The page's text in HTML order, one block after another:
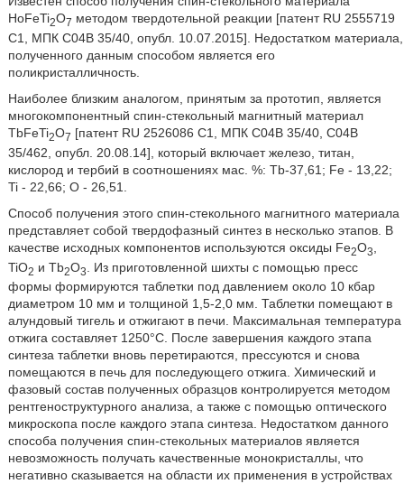
HoFeTi2O7 методом твердотельной реакции [патент RU 2555719
С1, МПК С04В 35/40, опубл. 10.07.2015]. Недостатком материала,
полученного данным способом является его
поликристалличность.
Наиболее близким аналогом, принятым за прототип, является
многокомпонентный спин-стекольный магнитный материал
TbFeTi2O7 [патент RU 2526086 С1, МПК С04В 35/40, С04В
35/462, опубл. 20.08.14], который включает железо, титан,
кислород и тербий в соотношениях мас. %: Tb-37,61; Fe - 13,22;
Ti - 22,66; О - 26,51.
Способ получения этого спин-стекольного магнитного материала
представляет собой твердофазный синтез в несколько этапов. В
качестве исходных компонентов используются оксиды Fe2O3
TiO2 и Tb2O3
. Из приготовленной шихты с помощью пресс
формы формируются таблетки под давлением около 10 кбар
диаметром 10 мм и толщиной 1,5-2,0 мм. Таблетки помещают в
алундовый тигель и отжигают в печи. Максимальная температура
отжига составляет 1250°С. После завершения каждого этапа
синтеза таблетки вновь перетираются, прессуются и снова
помещаются в печь для последующего отжига. Химический и
фазовый состав полученных образцов контролируется методом
рентгеноструктурного анализа, а также с помощью оптического
микроскопа после каждого этапа синтеза. Недостатком данного
способа получения спин-стекольных материалов является
невозможность получать качественные монокристаллы, что
негативно сказывается на области их применения в устройствах